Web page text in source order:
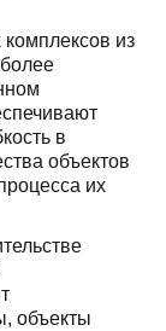
из
в
объектов
их
объекты